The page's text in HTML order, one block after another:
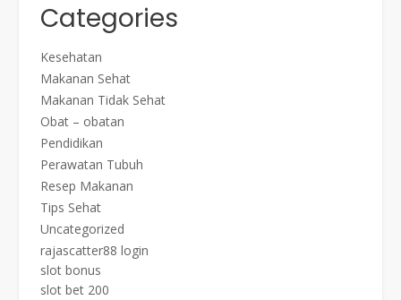
Categories
Kesehatan
Makanan Sehat
Makanan Tidak Sehat
Obat – obatan
Pendidikan
Perawatan Tubuh
Resep Makanan
Tips Sehat
Uncategorized
rajascatter88 login
slot bonus
slot bet 200